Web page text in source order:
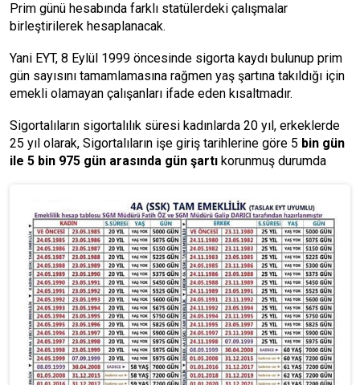
Prim günü hesabında farklı statülerdeki çalışmalar
birleştirilerek hesaplanacak.
Yani EYT, 8 Eylül 1999 öncesinde sigorta kaydı bulunup prim
gün sayısını tamamlamasına rağmen yaş şartına takıldığı için
emekli olamayan çalışanları ifade eden kısaltmadır.
Sigortalıların sigortalılık süresi kadınlarda 20 yıl, erkeklerde
25 yıl olarak, Sigortalıların işe giriş tarihlerine göre 5 bin gün
ile 5 bin 975 gün arasında gün şartı korunmuş durumda